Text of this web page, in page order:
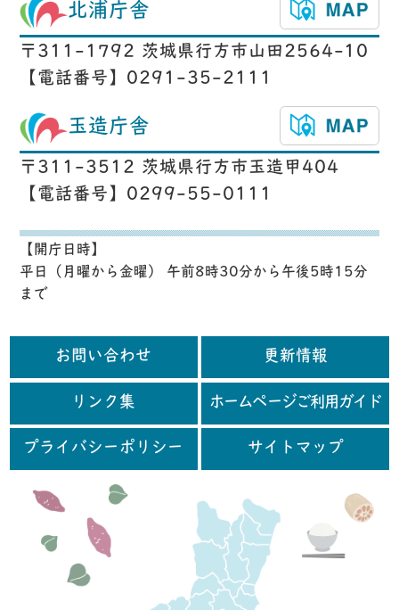
北浦庁舎
〒311-1792 茨城県行方市山田2564-10
【電話番号】0291-35-2111
玉造庁舎
〒311-3512 茨城県行方市玉造甲404
【電話番号】0299-55-0111
【開庁日時】
平日（月曜から金曜） 午前8時30分から午後5時15分
まで
お問い合わせ 更新情報
リンク集 ホームページご利用ガイド
プライバシーポリシー サイトマップ